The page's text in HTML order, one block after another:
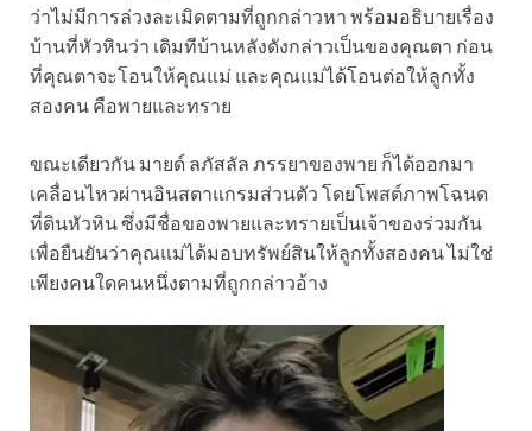
ว่าไม่มีการล่วงละเมิดตามที่ถูกกล่าวหา พร้อมอธิบายเรื่อง
บ้านที่หัวหินว่า เดิมทีบ้านหลังดังกล่าวเป็นของคุณตา ก่อน
ที่คุณตาจะโอนให้คุณแม่ และคุณแม่ได้โอนต่อให้ลูกทั้ง
สองคน คือพายและทราย
ขณะเดียวกัน มายด์ ลภัสลัล ภรรยาของพาย ก็ได้ออกมา
เคลื่อนไหวผ่านอินสตาแกรมส่วนตัว โดยโพสต์ภาพโฉนด
ที่ดินหัวหิน ซึ่งมีชื่อของพายและทรายเป็นเจ้าของร่วมกัน
เพื่อยืนยันว่าคุณแม่ได้มอบทรัพย์สินให้ลูกทั้งสองคน ไม่ใช่
เพียงคนใดคนหนึ่งตามที่ถูกกล่าวอ้าง